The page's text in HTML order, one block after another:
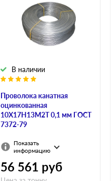
Проволока канатная
оцинкованная
10Х17Н13М2Т 0,1 мм ГОСТ
7372-79
В наличии
Показать
информацию
56 561 руб